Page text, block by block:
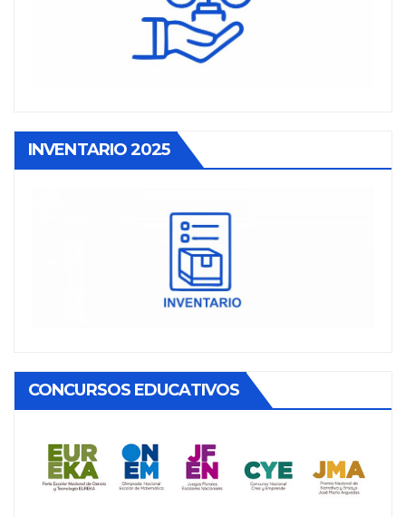
INVENTARIO 2025
CONCURSOS EDUCATIVOS